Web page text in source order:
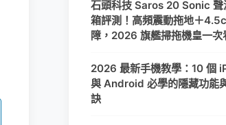
石頭科技 Saros 20 Sonic 聲
箱評測！高頻震動拖地＋
障，2026 旗艦掃拖機皇一次
2026 最新手機教學：10 個
與 Android 必學的隱藏功能
訣